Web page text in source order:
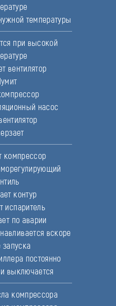
температуры
при высокой
вентилятор
насос
компрессор
контур
испаритель
по аварии
вскоре
запуска
постоянно
выключается
компрессора